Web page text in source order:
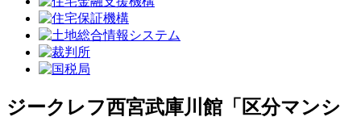
ジークレフ西宮武庫川館「区分マンシ